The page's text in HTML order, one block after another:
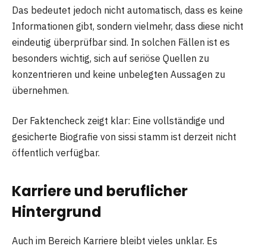
Das bedeutet jedoch nicht automatisch, dass es keine
Informationen gibt, sondern vielmehr, dass diese nicht
eindeutig überprüfbar sind. In solchen Fällen ist es
besonders wichtig, sich auf seriöse Quellen zu
konzentrieren und keine unbelegten Aussagen zu
übernehmen.
Der Faktencheck zeigt klar: Eine vollständige und
gesicherte Biografie von sissi stamm ist derzeit nicht
öffentlich verfügbar.
Karriere und beruflicher
Hintergrund
Auch im Bereich Karriere bleibt vieles unklar. Es